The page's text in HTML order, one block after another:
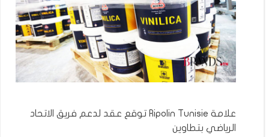
علامة Ripolin Tunisie توقع عقد لدعم فريق الاتحاد
الرياضي بتطاوين